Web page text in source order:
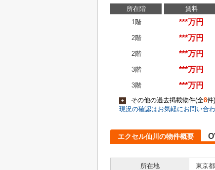
所在階 賃料
1階
***万円
2階 ***万円
2階 ***万円
3階 ***万円
3階 ***万円
+ その他の過去掲載物件(全8件
現況の確認はお気軽にお問い合わ
エクセル仙川の物件概要
所在地
東京都